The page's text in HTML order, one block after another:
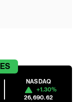
NASDAQ
+1.30%
26,690.62